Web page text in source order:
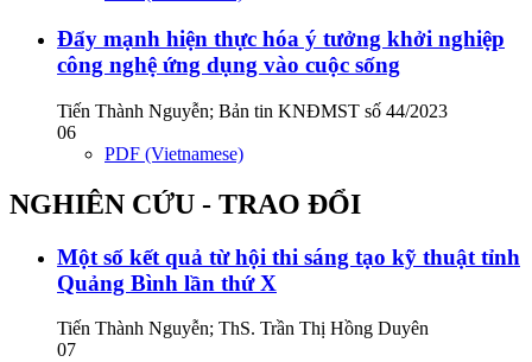
Đẩy mạnh hiện thực hóa ý tưởng khởi nghiệp
công nghệ ứng dụng vào cuộc sống
Tiến Thành Nguyễn; Bản tin KNĐMST số 44/2023
06
PDF (Vietnamese)
NGHIÊN CỨU - TRAO ĐỔI
Một số kết quả từ hội thi sáng tạo kỹ thuật tỉnh
Quảng Bình lần thứ X
Tiến Thành Nguyễn; ThS. Trần Thị Hồng Duyên
07